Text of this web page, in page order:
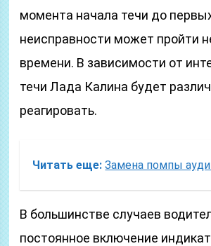
момента начала течи до
неисправности может пройти
времени. В зависимости от
течи Лада Калина будет
реагировать.
Читать еще: Замена помпы
В большинстве случаев
постоянное включение